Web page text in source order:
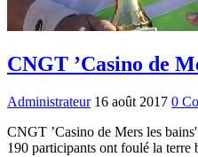
CNGT ’Casino de
Administrateur 16 août 2017 0
CNGT ’Casino de Mers les
190 participants ont foulé la terre